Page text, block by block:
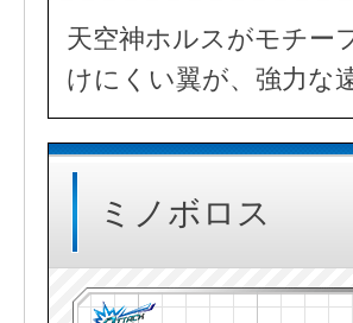
天空神ホルスがモチー
けにくい翼が、強力な
ミノボロス